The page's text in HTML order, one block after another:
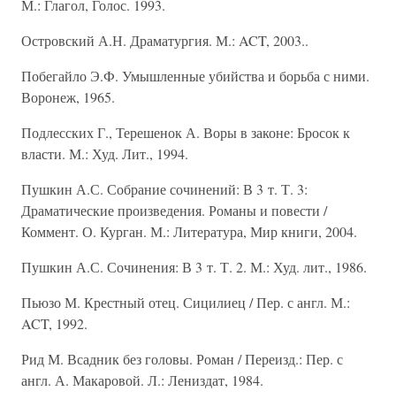
М.: Глагол, Голос. 1993.
Островский А.Н. Драматургия. М.: ACT, 2003..
Побегайло Э.Ф. Умышленные убийства и борьба с ними.
Воронеж, 1965.
Подлесских Г., Терешенок А. Воры в законе: Бросок к
власти. М.: Худ. Лит., 1994.
Пушкин А.С. Собрание сочинений: В 3 т. Т. 3:
Драматические произведения. Романы и повести /
Коммент. О. Курган. М.: Литература, Мир книги, 2004.
Пушкин А.С. Сочинения: В 3 т. Т. 2. М.: Худ. лит., 1986.
Пьюзо М. Крестный отец. Сицилиец / Пер. с англ. М.:
ACT, 1992.
Рид М. Всадник без головы. Роман / Переизд.: Пер. с
англ. А. Макаровой. Л.: Лениздат, 1984.